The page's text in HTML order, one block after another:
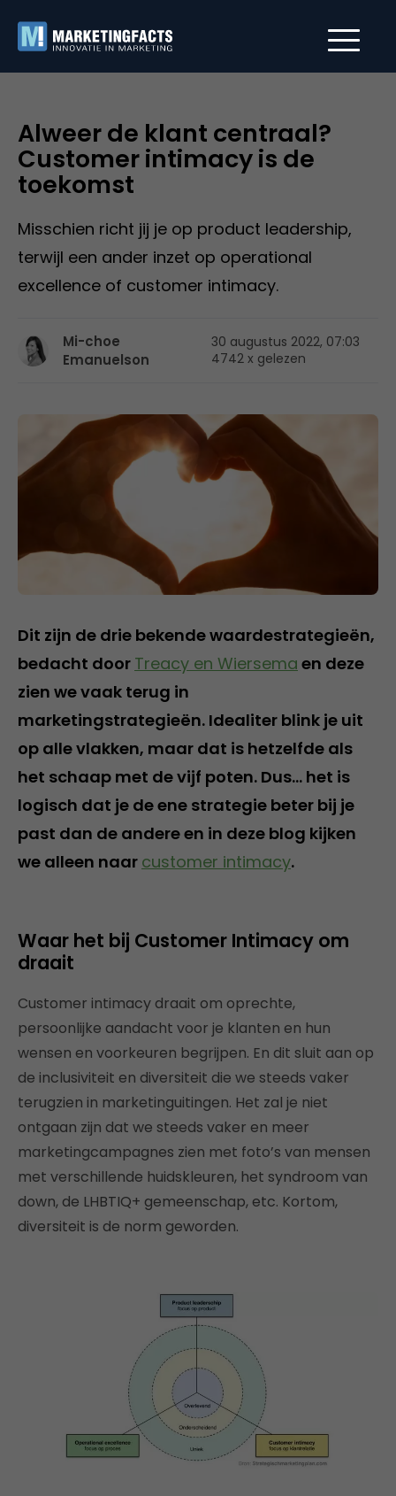
Alweer de klant centraal?
Customer intimacy is de
toekomst
Misschien richt jij je op product leadership,
terwijl een ander inzet op operational
excellence of customer intimacy.
Mi-choe
Emanuelson
30 augustus 2022, 07:03
4742 x gelezen
Dit zijn de drie bekende waardestrategieën,
bedacht door Treacy en Wiersema en deze
zien we vaak terug in
marketingstrategieën. Idealiter blink je uit
op alle vlakken, maar dat is hetzelfde als
het schaap met de vijf poten. Dus… het is
logisch dat je de ene strategie beter bij je
past dan de andere en in deze blog kijken
we alleen naar customer intimacy.
Waar het bij Customer Intimacy om
draait
Customer intimacy draait om oprechte,
persoonlijke aandacht voor je klanten en hun
wensen en voorkeuren begrijpen. En dit sluit aan op
de inclusiviteit en diversiteit die we steeds vaker
terugzien in marketinguitingen. Het zal je niet
ontgaan zijn dat we steeds vaker en meer
marketingcampagnes zien met foto’s van mensen
met verschillende huidskleuren, het syndroom van
down, de LHBTIQ+ gemeenschap, etc. Kortom,
diversiteit is de norm geworden.